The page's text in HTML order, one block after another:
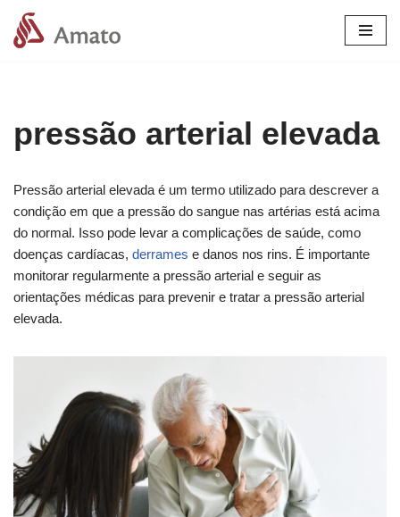
Pular
pressão arterial elevada
Pressão arterial elevada é um termo utilizado para descrever a
condição em que a pressão do sangue nas artérias está acima
do normal. Isso pode levar a complicações de saúde, como
doenças cardíacas, derrames e danos nos rins. É importante
monitorar regularmente a pressão arterial e seguir as
orientações médicas para prevenir e tratar a pressão arterial
elevada.